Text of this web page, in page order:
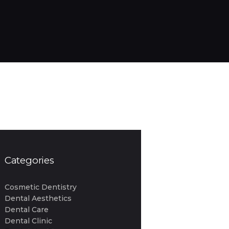
Categories
Cosmetic Dentistry
Dental Aesthetics
Dental Care
Dental Clinic